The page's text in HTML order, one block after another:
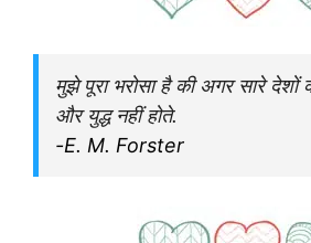
मुझे पूरा भरोसा है की अगर सारे देशों
और युद्ध नहीं होते.
-E. M. Forster